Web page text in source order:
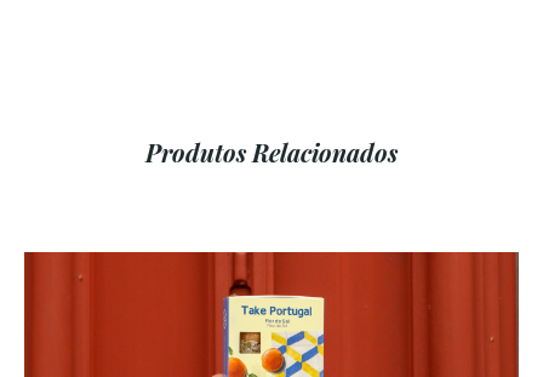
Produtos Relacionados